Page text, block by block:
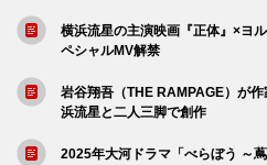
横浜流星の主演映画『正体』×ヨ
ペシャルMV解禁
岩谷翔吾（THE RAMPAGE）が
浜流星と二人三脚で創作
2025年大河ドラマ「べらぼう ～